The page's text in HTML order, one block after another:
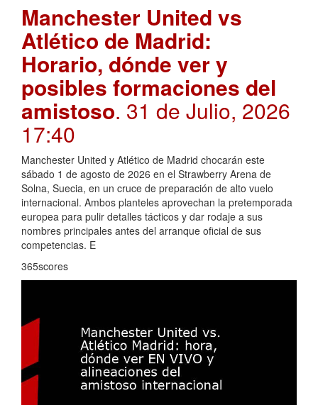
Manchester United vs
Atlético de Madrid:
Horario, dónde ver y
posibles formaciones del
amistoso. 31 de Julio, 2026
17:40
Manchester United y Atlético de Madrid chocarán este
sábado 1 de agosto de 2026 en el Strawberry Arena de
Solna, Suecia, en un cruce de preparación de alto vuelo
internacional. Ambos planteles aprovechan la pretemporada
europea para pulir detalles tácticos y dar rodaje a sus
nombres principales antes del arranque oficial de sus
competencias. E
365scores